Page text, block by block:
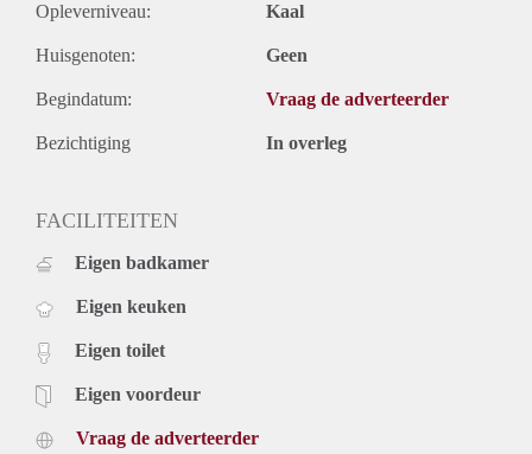
Opleverniveau: Kaal
Huisgenoten: Geen
Begindatum: Vraag de adverteerder
Bezichtiging In overleg
FACILITEITEN
Eigen badkamer
Eigen keuken
Eigen toilet
Eigen voordeur
Vraag de adverteerder